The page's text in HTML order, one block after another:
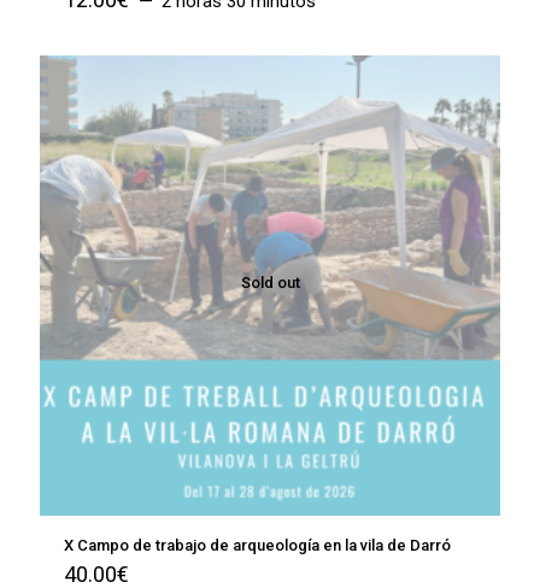
Sold out
X Campo de trabajo de arqueología en la vila de Darró
40.00€